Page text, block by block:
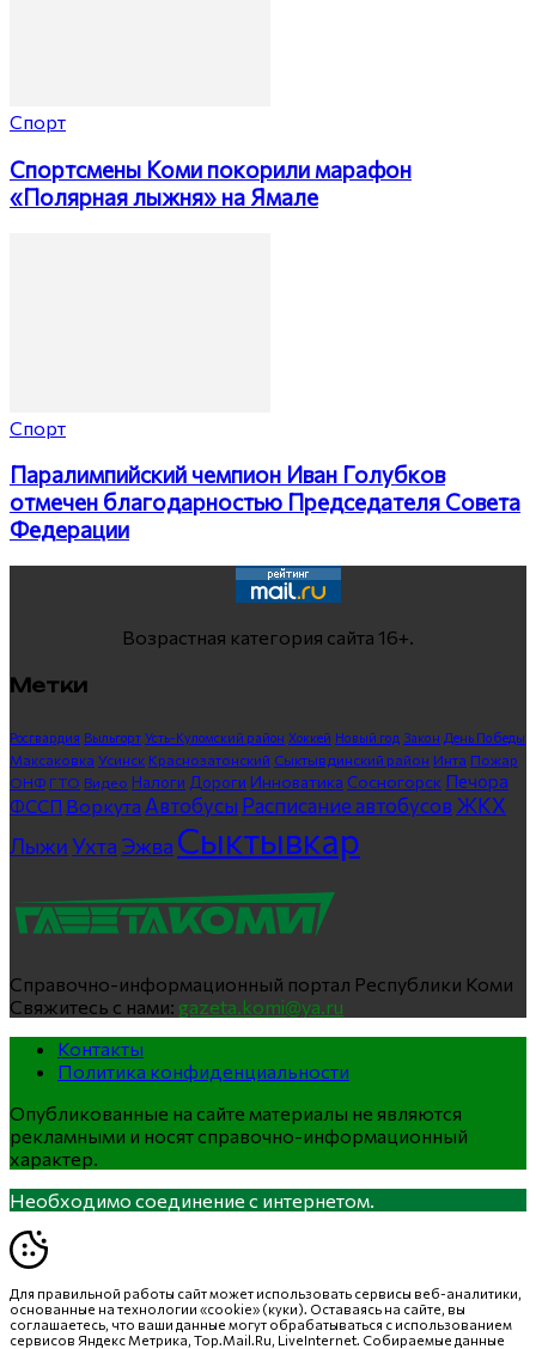
Спорт
Спортсмены Коми покорили марафон
«Полярная лыжня» на Ямале
Спорт
Паралимпийский чемпион Иван Голубков
отмечен благодарностью Председателя Совета
Федерации
Возрастная категория сайта 16+.
Метки
Росгвардия Выльгорт Усть-Куломский район Хоккей Новый год Закон День Победы
Максаковка Усинск Краснозатонский Сыктывдинский район Инта Пожар
ОНФ ГТО Видео Налоги Дороги Инноватика Сосногорск Печора
ФССП Воркута Автобусы Расписание автобусов ЖКХ
ЛыжиУхта Эжва Сыктывкар
Справочно-информационный портал Республики Коми
Свяжитесь с нами: gazeta.komi@ya.ru
Контакты
Политика конфиденциальности
Опубликованные на сайте материалы не являются
рекламными и носят справочно-информационный
характер.
Необходимо соединение с интернетом.
Для правильной работы сайт может использовать сервисы веб-аналитики,
основанные на технологии «cookie» (куки). Оставаясь на сайте, вы
соглашаетесь, что ваши данные могут обрабатываться с использованием
сервисов Яндекс Метрика, Top.Mail.Ru, LiveInternet. Собираемые данные